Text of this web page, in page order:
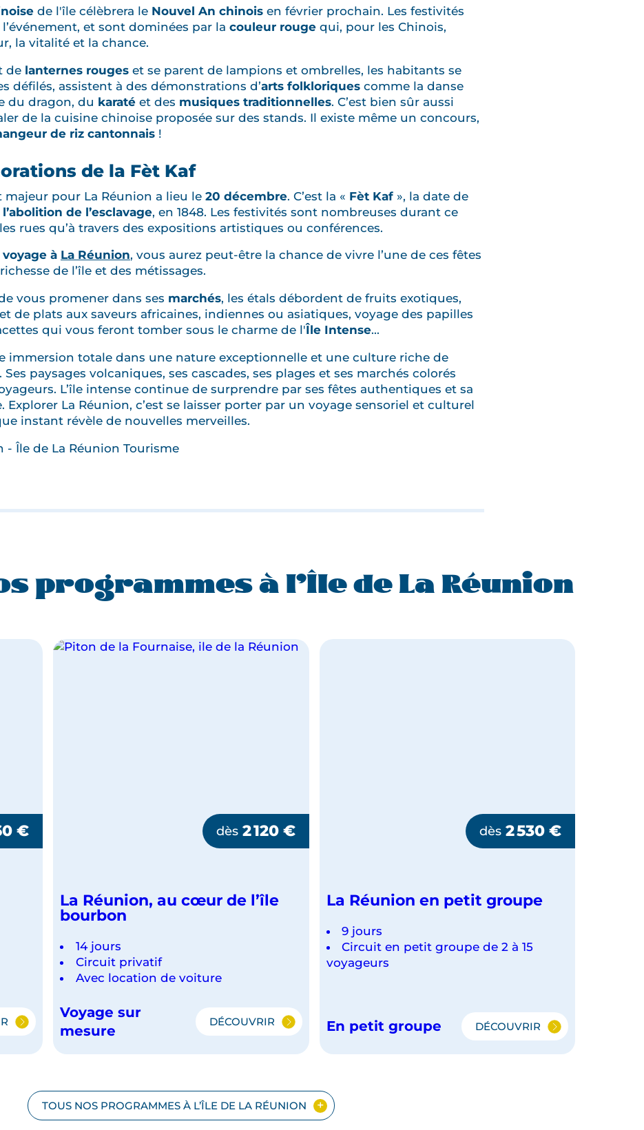
de l'île célèbrera le Nouvel An chinois en février prochain. Les festivités
et sont dominées par la couleur rouge qui, pour les Chinois,
la vitalité et la chance.
de lanternes rouges et se parent de lampions et ombrelles, les habitants se
défilés, assistent à des démonstrations d’arts folkloriques comme la danse
du dragon, du karaté et des musiques traditionnelles. C’est bien sûr aussi
de la cuisine chinoise proposée sur des stands. Il existe même un concours,
de riz cantonnais !
de la Fèt Kaf
majeur pour La Réunion a lieu le 20 décembre. C’est la « Fèt Kaf », la date de
de l’esclavage, en 1848. Les festivités sont nombreuses durant ce
rues qu’à travers des expositions artistiques ou conférences.
voyage à La Réunion, vous aurez peut-être la chance de vivre l’une de ces fêtes
de l’île et des métissages.
vous promener dans ses marchés, les étals débordent de fruits exotiques,
de plats aux saveurs africaines, indiennes ou asiatiques, voyage des papilles
qui vous feront tomber sous le charme de l'Île Intense...
immersion totale dans une nature exceptionnelle et une culture riche de
paysages volcaniques, ses cascades, ses plages et ses marchés colorés
L’île intense continue de surprendre par ses fêtes authentiques et sa
La Réunion, c’est se laisser porter par un voyage sensoriel et culturel
instant révèle de nouvelles merveilles.
- Île de La Réunion Tourisme
programmes à l’Île de La Réunion
€ dès 2 120 €
La Réunion, au cœur de l’île
bourbon
14 jours
Circuit privatif
Avec location de voiture
Voyage sur
mesure
DÉCOUVRIR
LA
AU
L’ÎLE
dès 2 530 €
La Réunion en petit groupe
9 jours
Circuit en petit groupe de 2 à 15
voyageurs
En petit groupe DÉCOUVRIR
LA
TOUS NOS PROGRAMMES À L’ÎLE DE LA RÉUNION